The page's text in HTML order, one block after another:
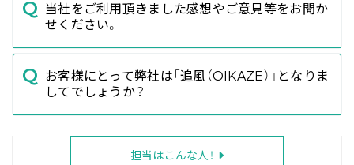
当社をご利用頂きました感想やご意見等をお聞か
せください。
お客様にとって弊社は「追風（OIKAZE）」となりま
してでしょうか？
担当はこんな人！